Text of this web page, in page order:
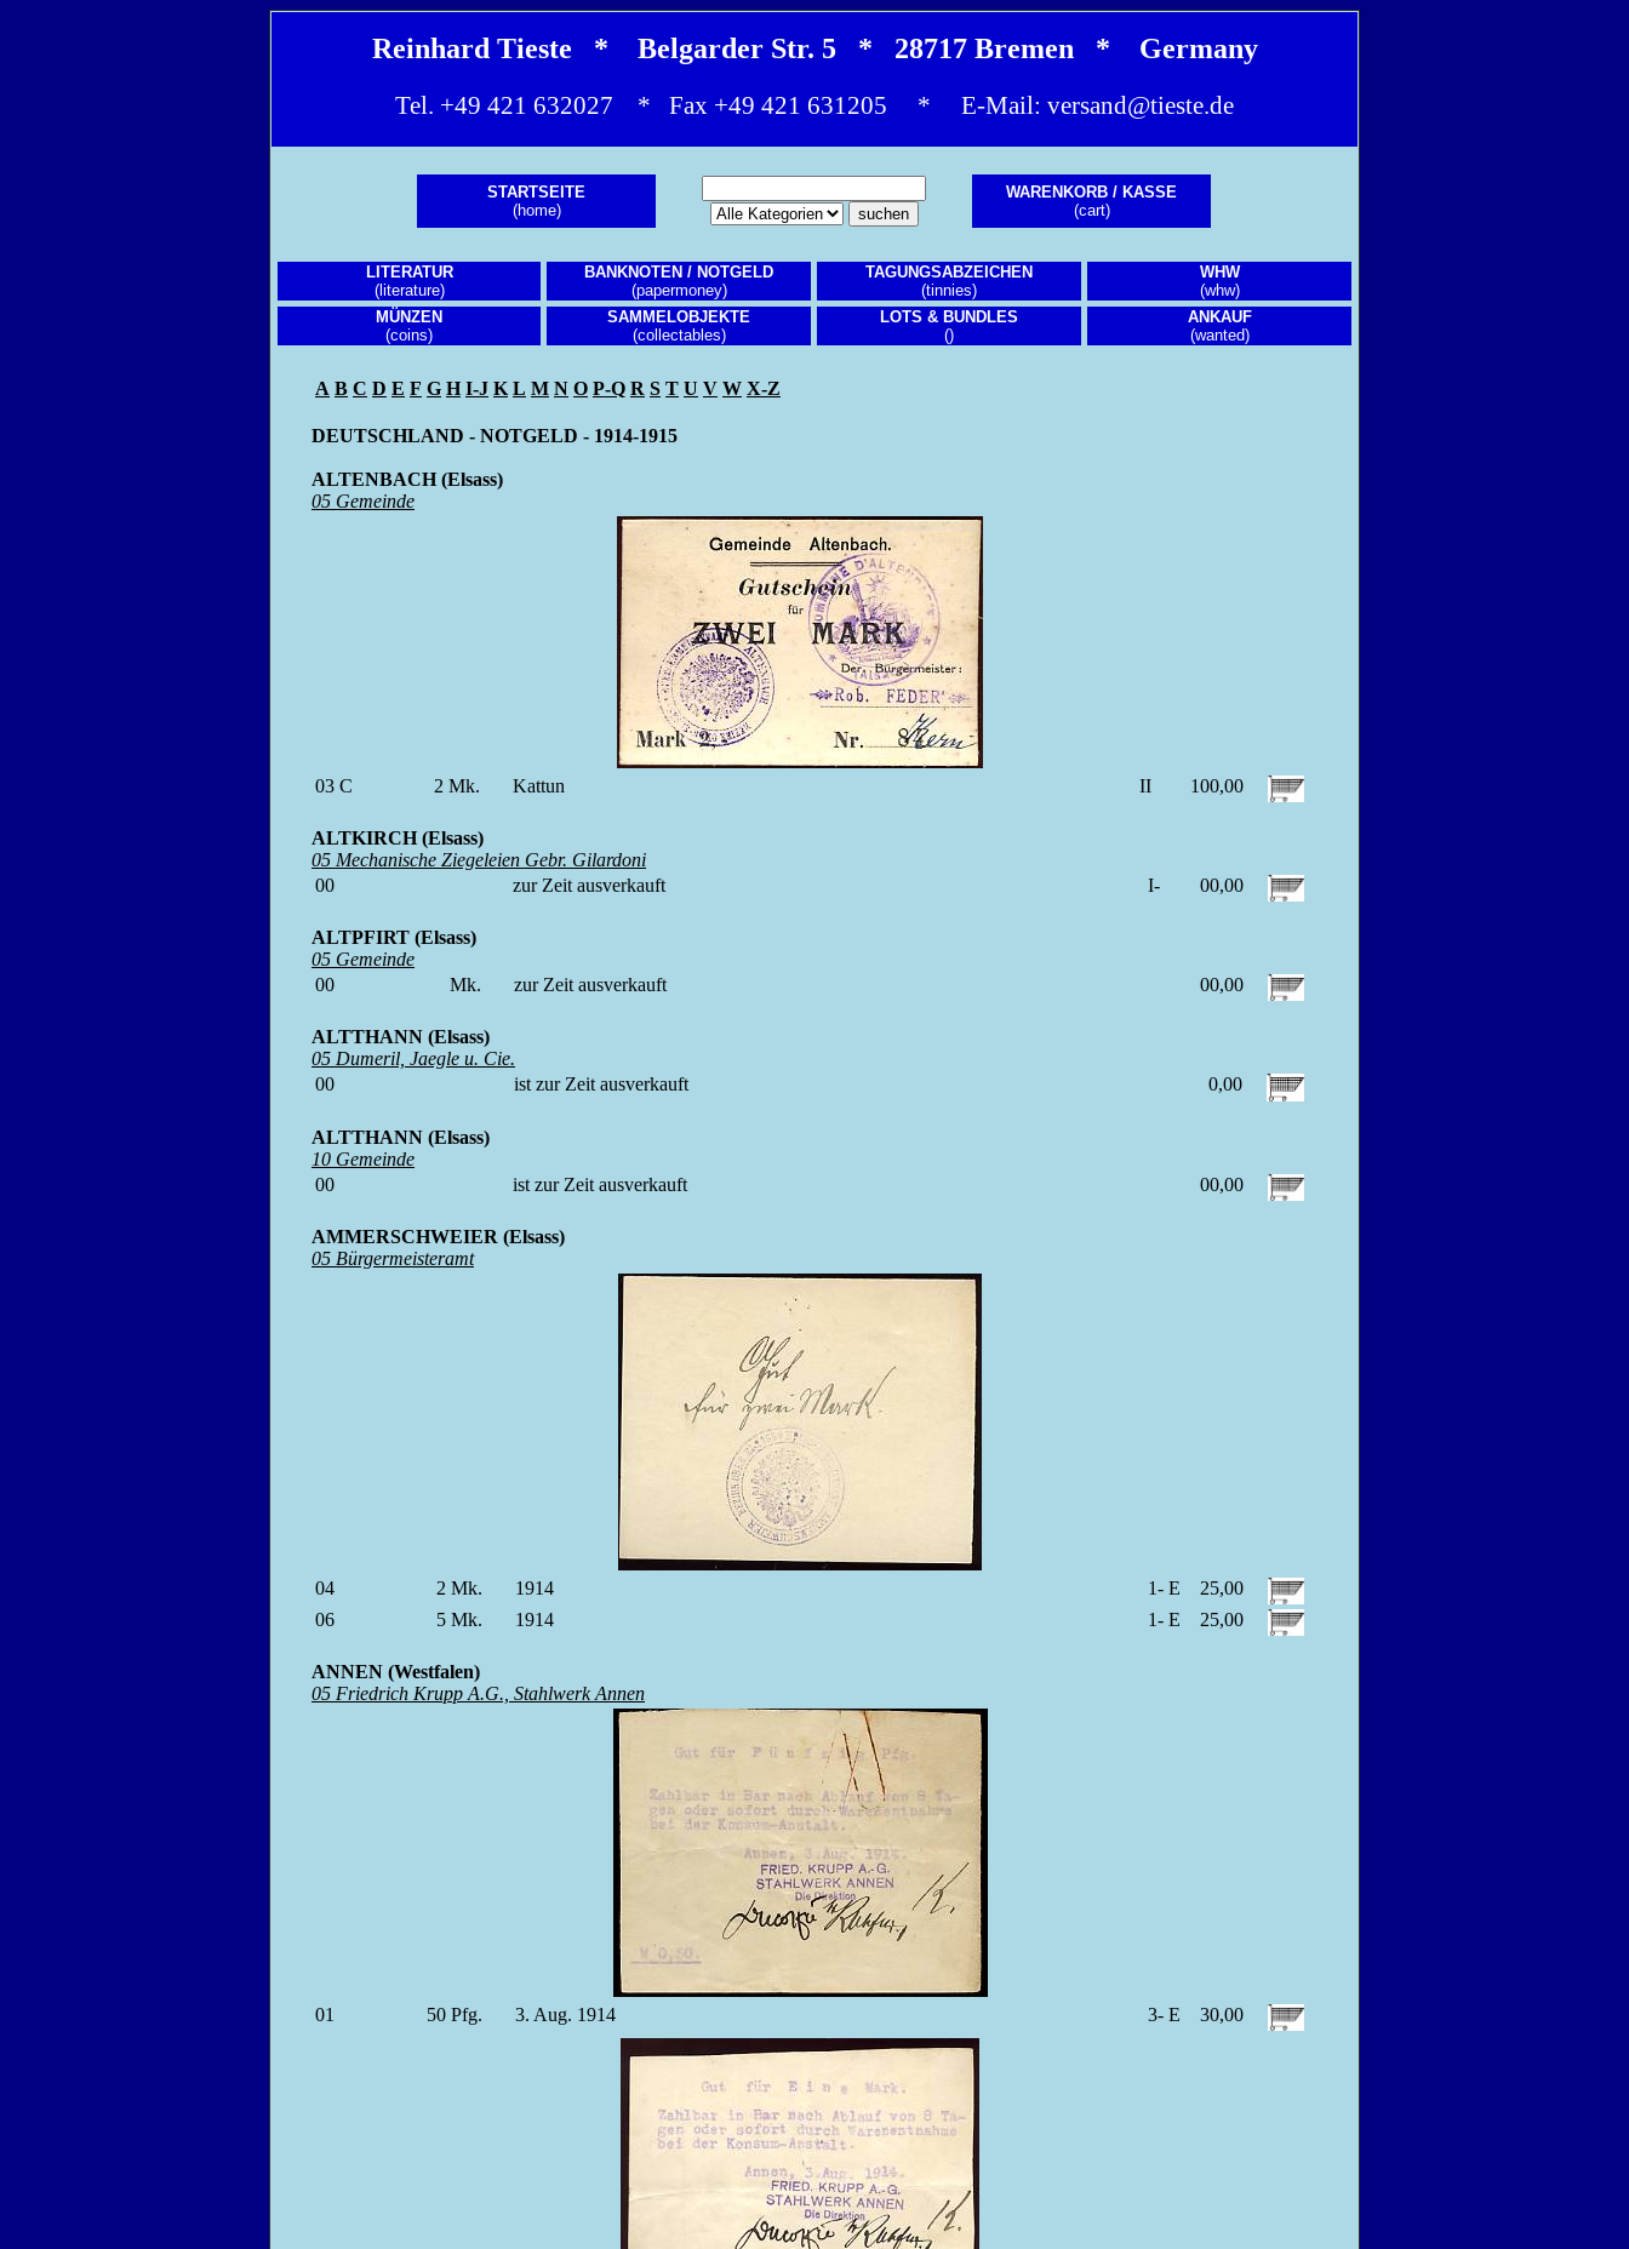
Reinhard Tieste * Belgarder Str. 5 * 28717 Bremen * Germany
Tel. +49 421 632027 * Fax +49 421 631205 * E-Mail: versand@tieste.de
STARTSEITE
(home)
WARENKORB / KASSE
(cart)
LITERATUR
(literature)
BANKNOTEN / NOTGELD
(papermoney)
TAGUNGSABZEICHEN
(tinnies)
WHW
(whw)
MÜNZEN
(coins)
SAMMELOBJEKTE
(collectables)
LOTS & BUNDLES
()
ANKAUF
(wanted)
A B C D E F G H I-J K L M N O P-Q R S T U V W X-Z
DEUTSCHLAND - NOTGELD - 1914-1915
ALTENBACH (Elsass)
05 Gemeinde
03 C 2 Mk. Kattun II 100,00
ALTKIRCH (Elsass)
05 Mechanische Ziegeleien Gebr. Gilardoni
00
zur Zeit ausverkauft I- 00,00
ALTPFIRT (Elsass)
05 Gemeinde
00
Mk. zur Zeit ausverkauft 00,00
ALTTHANN (Elsass)
05 Dumeril, Jaegle u. Cie.
00
ist zur Zeit ausverkauft 0,00
ALTTHANN (Elsass)
10 Gemeinde
00
ist zur Zeit ausverkauft 00,00
AMMERSCHWEIER (Elsass)
05 Bürgermeisteramt
04 2 Mk. 1914 1- E
25,00
06
5 Mk. 1914 1- E 25,00
ANNEN (Westfalen)
05 Friedrich Krupp A.G., Stahlwerk Annen
01 50 Pfg. 3. Aug. 1914 3- E 30,00